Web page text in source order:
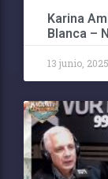
Karina
Blanca –
13 junio, 2025